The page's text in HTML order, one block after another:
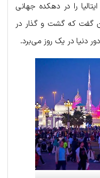
را در دهکده جهانی
گفت که گشت و گذار در
دنیا در یک روز می‌برد.